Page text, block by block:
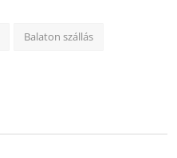
Balaton szállás